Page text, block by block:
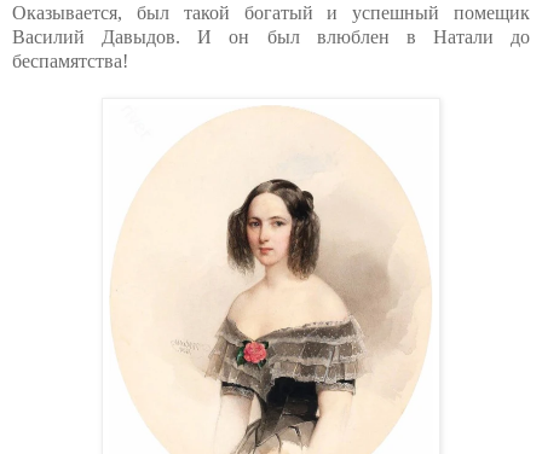
Оказывается, был такой богатый и успешный помещик
Василий Давыдов. И он был влюблен в Натали до
беспамятства!